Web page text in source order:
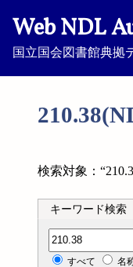
Web NDL
国立国会図書館典拠
検索対象：
キーワード検索
分類記号検索
すべて 名